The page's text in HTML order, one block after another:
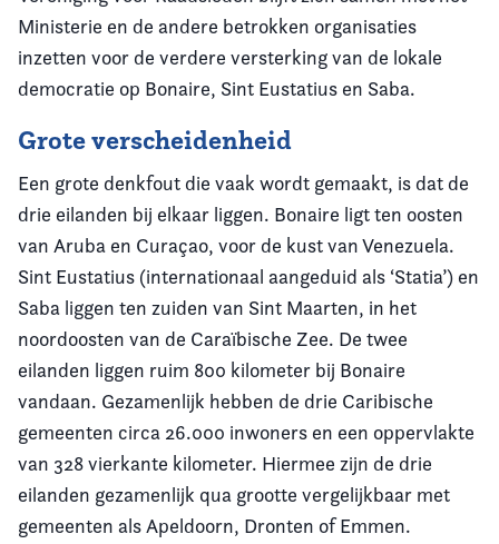
Ministerie en de andere betrokken organisaties
inzetten voor de verdere versterking van de lokale
democratie op Bonaire, Sint Eustatius en Saba.
Grote verscheidenheid
Een grote denkfout die vaak wordt gemaakt, is dat de
drie eilanden bij elkaar liggen. Bonaire ligt ten oosten
van Aruba en Curaçao, voor de kust van Venezuela.
Sint Eustatius (internationaal aangeduid als ‘Statia’) en
Saba liggen ten zuiden van Sint Maarten, in het
noordoosten van de Caraïbische Zee. De twee
eilanden liggen ruim 800 kilometer bij Bonaire
vandaan. Gezamenlijk hebben de drie Caribische
gemeenten circa 26.000 inwoners en een oppervlakte
van 328 vierkante kilometer. Hiermee zijn de drie
eilanden gezamenlijk qua grootte vergelijkbaar met
gemeenten als Apeldoorn, Dronten of Emmen.